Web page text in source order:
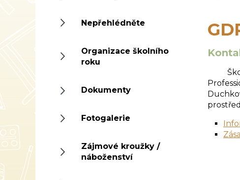
Škola
Nepřehlédněte
Organizace školního
roku
Dokumenty
Fotogalerie
Zájmové kroužky /
náboženství